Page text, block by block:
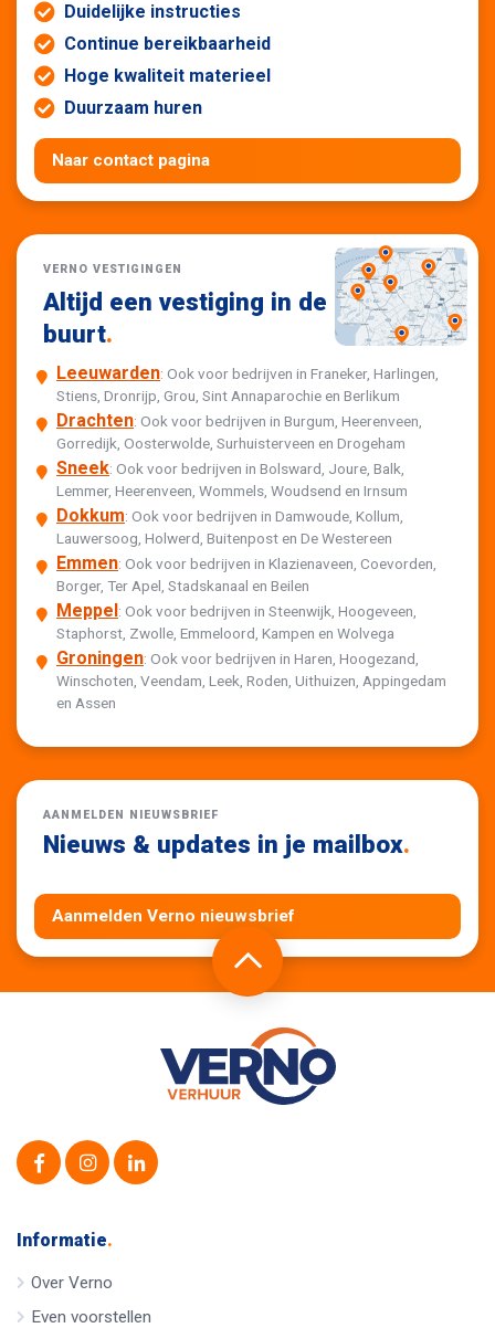
Duidelijke instructies
Continue bereikbaarheid
Hoge kwaliteit materieel
Duurzaam huren
Naar contact pagina
VERNO VESTIGINGEN
Altijd een vestiging in de
buurt.
Leeuwarden: Ook voor bedrijven in Franeker, Harlingen,
Stiens, Dronrijp, Grou, Sint Annaparochie en Berlikum
Drachten: Ook voor bedrijven in Burgum, Heerenveen,
Gorredijk, Oosterwolde, Surhuisterveen en Drogeham
Sneek: Ook voor bedrijven in Bolsward, Joure, Balk,
Lemmer, Heerenveen, Wommels, Woudsend en Irnsum
Dokkum: Ook voor bedrijven in Damwoude, Kollum,
Lauwersoog, Holwerd, Buitenpost en De Westereen
Emmen: Ook voor bedrijven in Klazienaveen, Coevorden,
Borger, Ter Apel, Stadskanaal en Beilen
Meppel: Ook voor bedrijven in Steenwijk, Hoogeveen,
Staphorst, Zwolle, Emmeloord, Kampen en Wolvega
Groningen: Ook voor bedrijven in Haren, Hoogezand,
Winschoten, Veendam, Leek, Roden, Uithuizen, Appingedam
en Assen
AANMELDEN NIEUWSBRIEF
Nieuws & updates in je mailbox.
Aanmelden Verno nieuwsbrief
Informatie.
Over Verno
Even voorstellen